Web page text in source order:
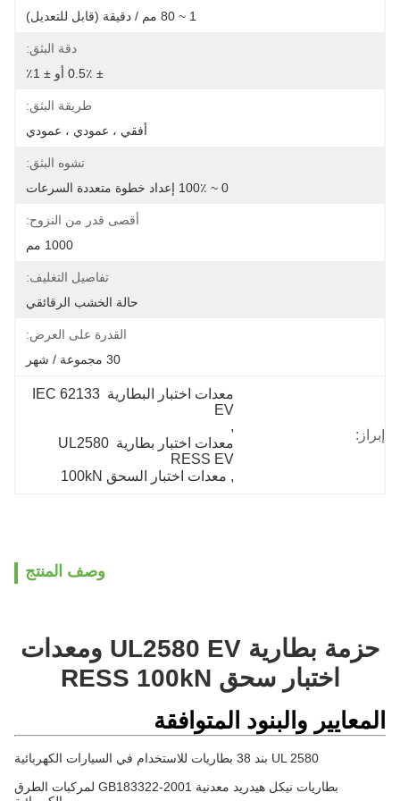
دقة البثق:
± 0.5٪ أو ± 1٪
طريقة البثق:
أفقي ، عمودي ، عمودي
تشوه البثق:
0 ~ 100٪ إعداد خطوة متعددة السرعات
أقصى قدر من النزوح:
1000 مم
تفاصيل التغليف:
حالة الخشب الرقائقي
القدرة على العرض:
30 مجموعة / شهر
إبراز:
معدات اختبار البطارية IEC 62133
EV
,
معدات اختبار بطارية UL2580
RESS EV
, معدات اختبار السحق 100kN
وصف المنتج
حزمة بطارية UL2580 EV ومعدات
اختبار سحق RESS 100kN
المعايير والبنود المتوافقة
UL 2580 بند 38 بطاريات للاستخدام في السيارات الكهربائية
بطاريات نيكل هيدريد معدنية GB183322-2001 لمركبات الطرق